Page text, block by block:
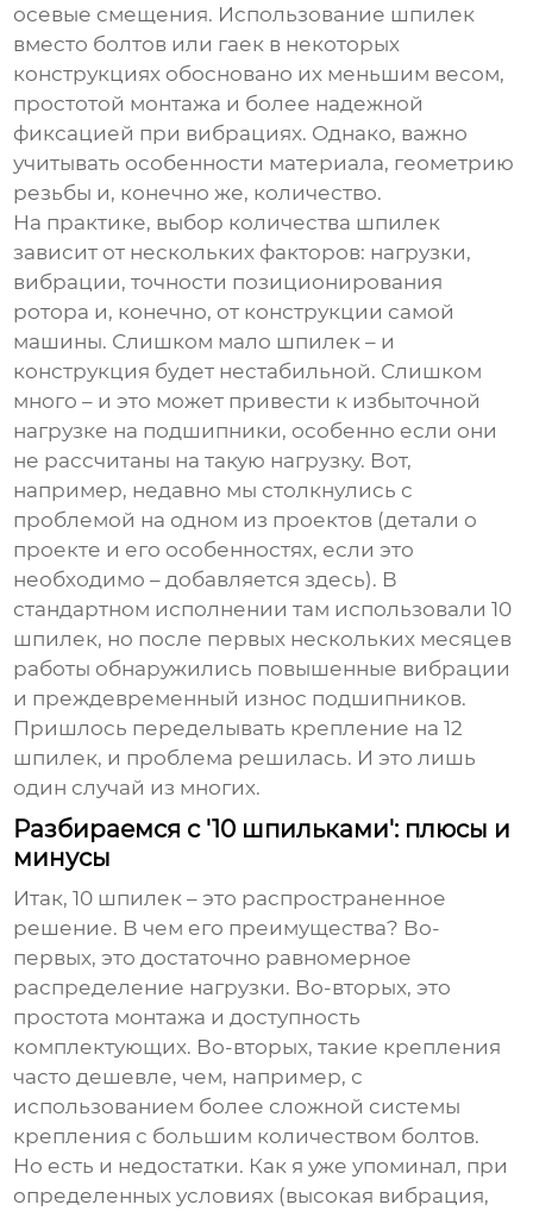
осевые смещения. Использование шпилек
вместо болтов или гаек в некоторых
конструкциях обосновано их меньшим весом,
простотой монтажа и более надежной
фиксацией при вибрациях. Однако, важно
учитывать особенности материала, геометрию
резьбы и, конечно же, количество.
На практике, выбор количества шпилек
зависит от нескольких факторов: нагрузки,
вибрации, точности позиционирования
ротора и, конечно, от конструкции самой
машины. Слишком мало шпилек – и
конструкция будет нестабильной. Слишком
много – и это может привести к избыточной
нагрузке на подшипники, особенно если они
не рассчитаны на такую нагрузку. Вот,
например, недавно мы столкнулись с
проблемой на одном из проектов (детали о
проекте и его особенностях, если это
необходимо – добавляется здесь). В
стандартном исполнении там использовали10
шпилек, но после первых нескольких месяцев
работы обнаружились повышенные вибрации
и преждевременный износ подшипников.
Пришлось переделывать крепление на 12
шпилек, и проблема решилась. И это лишь
один случай из многих.
Разбираемся с '10 шпильками': плюсы и
минусы
Итак,10 шпилек – это распространенное
решение. В чем его преимущества? Во-
первых, это достаточно равномерное
распределение нагрузки. Во-вторых, это
простота монтажа и доступность
комплектующих. Во-вторых, такие крепления
часто дешевле, чем, например, с
использованием более сложной системы
крепления с большим количеством болтов.
Но есть и недостатки. Как я уже упоминал, при
определенных условиях (высокая вибрация,